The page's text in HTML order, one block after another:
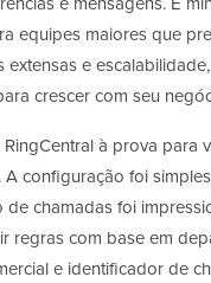
equipes maiores que
extensas e
crescer com seu
à prova para
A configuração foi
de chamadas foi
regras com base em
e identificador de